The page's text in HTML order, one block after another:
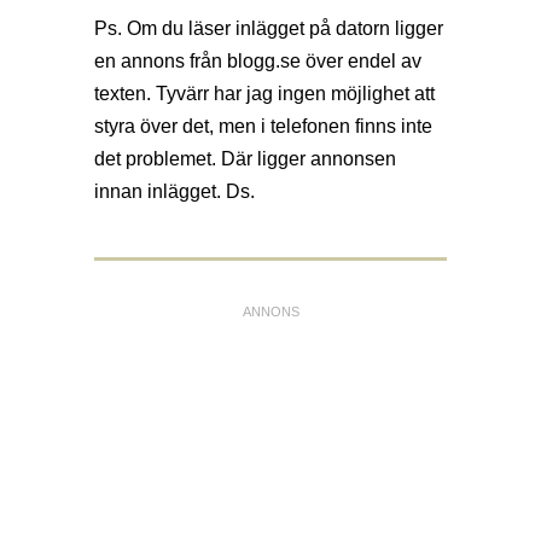
Ps. Om du läser inlägget på datorn ligger
en annons från blogg.se över endel av
texten. Tyvärr har jag ingen möjlighet att
styra över det, men i telefonen finns inte
det problemet. Där ligger annonsen
innan inlägget. Ds.